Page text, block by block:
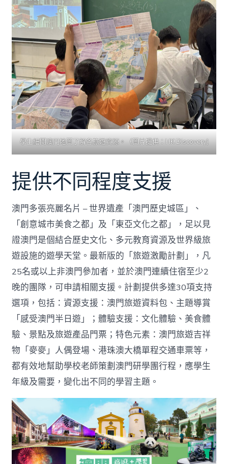
學生細閱澳門地圖了解各旅遊資源。（圖片提供：HK Discovery)
提供不同程度支援
澳門多張亮麗名片 – 世界遺產「澳門歷史城區」、
「創意城市美食之都」及「東亞文化之都」，足以見
證澳門是個結合歷史文化、多元教育資源及世界級旅
遊設施的遊學天堂。最新版的「旅遊激勵計劃」，凡
25名或以上非澳門參加者，並於澳門連續住宿至少2
晚的團隊，可申請相關支援。計劃提供多達30項支持
選項，包括：資源支援：澳門旅遊資料包、主題導賞
「感受澳門半日遊」；體驗支援：文化體驗、美食體
驗、景點及旅遊產品門票；特色元素：澳門旅遊吉祥
物「麥麥」人偶登場、港珠澳大橋單程交通車票等，
都有效地幫助學校老師策劃澳門研學團行程，應學生
年級及需要，變化出不同的學習主題。